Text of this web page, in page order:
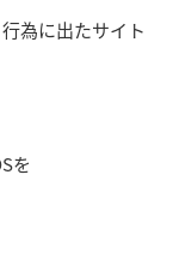
為に出たサイト
を